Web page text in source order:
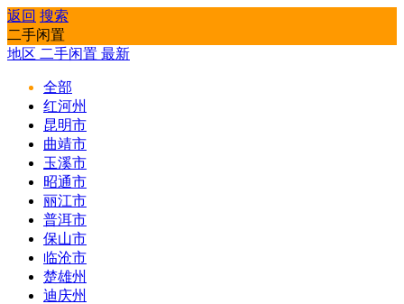
返回 搜索
二手闲置
地区 二手闲置 最新
全部
红河州
昆明市
曲靖市
玉溪市
昭通市
丽江市
普洱市
保山市
临沧市
楚雄州
迪庆州